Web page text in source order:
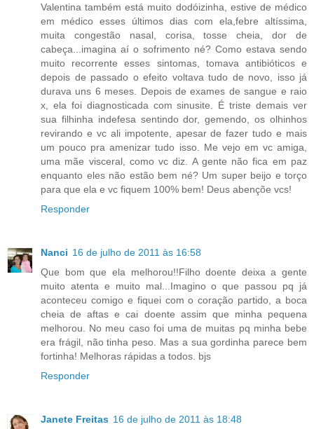
Valentina também está muito dodóizinha, estive de médico
em médico esses últimos dias com ela,febre altíssima,
muita congestão nasal, corisa, tosse cheia, dor de
cabeça...imagina aí o sofrimento né? Como estava sendo
muito recorrente esses sintomas, tomava antibióticos e
depois de passado o efeito voltava tudo de novo, isso já
durava uns 6 meses. Depois de exames de sangue e raio
x, ela foi diagnosticada com sinusite. É triste demais ver
sua filhinha indefesa sentindo dor, gemendo, os olhinhos
revirando e vc ali impotente, apesar de fazer tudo e mais
um pouco pra amenizar tudo isso. Me vejo em vc amiga,
uma mãe visceral, como vc diz. A gente não fica em paz
enquanto eles não estão bem né? Um super beijo e torço
para que ela e vc fiquem 100% bem! Deus abençõe vcs!
Responder
Nanci 16 de julho de 2011 às 16:58
Que bom que ela melhorou!!Filho doente deixa a gente
muito atenta e muito mal...Imagino o que passou pq já
aconteceu comigo e fiquei com o coração partido, a boca
cheia de aftas e cai doente assim que minha pequena
melhorou. No meu caso foi uma de muitas pq minha bebe
era frágil, não tinha peso. Mas a sua gordinha parece bem
fortinha! Melhoras rápidas a todos. bjs
Responder
Janete Freitas 16 de julho de 2011 às 18:48